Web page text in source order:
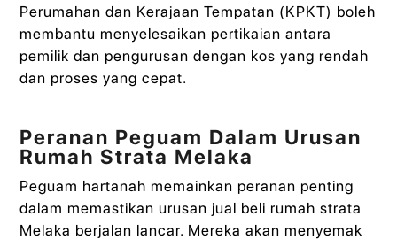
Perumahan dan Kerajaan Tempatan (KPKT) boleh
membantu menyelesaikan pertikaian antara
pemilik dan pengurusan dengan kos yang rendah
dan proses yang cepat.
Peranan Peguam Dalam Urusan
Rumah Strata Melaka
Peguam hartanah memainkan peranan penting
dalam memastikan urusan jual beli rumah strata
Melaka berjalan lancar. Mereka akan menyemak